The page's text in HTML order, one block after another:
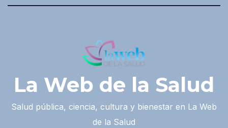
La Web de la Salud
Salud pública, ciencia, cultura y bienestar en La Web
de la Salud